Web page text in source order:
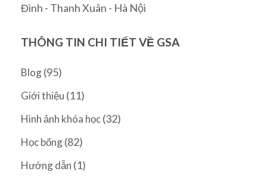
Đình - Thanh Xuân - Hà Nội
THÔNG TIN CHI TIẾT VỀ GSA
Blog(95)
Giới thiệu (11)
Hình ảnh khóa học(32)
Học bổng(82)
Hướng dẫn (1)